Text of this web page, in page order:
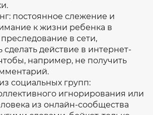
постоянное слежение и
к жизни ребенка в
в сети,
действие в интернет-
например, не получить
социальных групп:
игнорирования или
из онлайн-сообщества